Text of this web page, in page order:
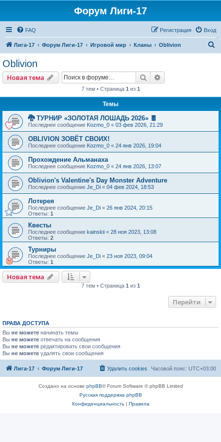
Форум Лиги-17
FAQ Вход
Регистрация
Лига-17 Форум Лиги-17 Игровой мир Кланы Oblivion
Oblivion
Новая тема Поиск
7 тем • Страница 1 из 1
Темы
🐉 ТУРНИР «ЗОЛОТАЯ ЛОШАДЬ 2026» 🧧
Последнее сообщение Kozmo_0 « 03 фев 2026, 21:29
OBLIVION ЗОВЁТ СВОИХ!
Последнее сообщение Kozmo_0 « 24 янв 2026, 19:04
Прохождение Альманаха
Последнее сообщение Kozmo_0 « 24 янв 2026, 13:07
Oblivion's Valentine's Day Monster Adventure
Последнее сообщение Je_Di « 04 фев 2024, 18:53
Лотерея
Последнее сообщение Je_Di « 26 янв 2024, 20:15
Ответы: 1
Квесты
Последнее сообщение kainskii « 28 ноя 2023, 13:08
Ответы: 2
Турниры
Последнее сообщение Je_Di « 23 ноя 2023, 09:04
Ответы: 1
Новая тема
7 тем • Страница 1 из 1
Перейти
ПРАВА ДОСТУПА
Вы не можете начинать темы
Вы не можете отвечать на сообщения
Вы не можете редактировать свои сообщения
Вы не можете удалять свои сообщения
Лига-17 Форум Лиги-17 Часовой пояс: UTC+03:00
Удалить cookies
Создано на основе phpBB® Forum Software © phpBB Limited
Русская поддержка phpBB
Конфиденциальность| Правила